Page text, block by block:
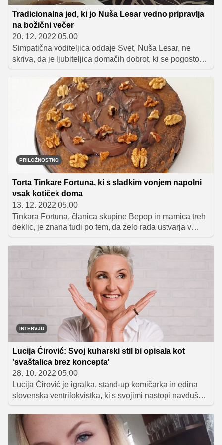
Tradicionalna jed, ki jo Nuša Lesar vedno pripravlja
na božični večer
20. 12. 2022 05.00
Simpatična voditeljica oddaje Svet, Nuša Lesar, ne
skriva, da je ljubiteljica domačih dobrot, ki se pogosto
znajdejo na njenem jedilniku. Pravi, da se vse sestavine
potrudi dobiti pri lokalnih kmetih, da je vse skupaj še
boljšega okusa. In ne samo, da rada kaj dobrega poje,
ampak se lahko tudi pohvali, da zna pripraviti vse jedi, ki
jih obožuje. Več o tem, po čem bo dišalo med prazniki
pri njih doma, si lahko preberete v nadaljevanju.
PRILOŽNOSTNO
Torta Tinkare Fortuna, ki s sladkim vonjem napolni
vsak kotiček doma
13. 12. 2022 05.00
Tinkara Fortuna, članica skupine Bepop in mamica treh
deklic, je znana tudi po tem, da zelo rada ustvarja v
kuhinji in z okusnimi dobrotami razveseljuje svoje
najdražje. Velikokrat rada naredi kakšno sladico,
vezano na letni čas. Tokrat je z nami delila recept za
ajdovo torto z jabolki, ki je zaradi dodanega cimeta
odlična za popestritev (pred)prazničnih dni, saj njen
omamni sladki vonj napolni čisto vsak kotiček doma.
INTERVJU
Lucija Ćirović: Svoj kuharski stil bi opisala kot
'svaštalica brez koncepta'
28. 10. 2022 05.00
Lucija Ćirović je igralka, stand-up komičarka in edina
slovenska ventrilokvistka, ki s svojimi nastopi navdušuje
tako odrasle kot tudi otroke. Zabavna Ribničanka, ki
zadnjih nekaj let živi v Ljubljani, se odlično znajde tudi v
kuhinji. Sama zase pravi, da je vsejedka in tudi
'vsepojedka', svoj kuharski stil pa šaljivo poimenuje